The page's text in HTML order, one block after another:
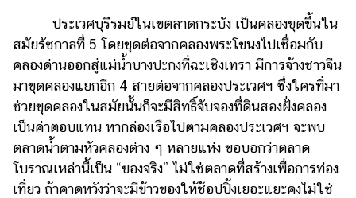
ช้อป
ปิ้ง
รถยนต์
บ้าน
และ
การ
ตกแต่ง
ประเวศบุรีรมย์ในเขตลาดกระบัง เป็นคลองขุดขึ้นใน
สมัยรัชกาลที่ 5 โดยขุดต่อจากคลองพระโขนงไปเชื่อมกับ
คลองด่านออกสู่แม่น้ำบางปะกงที่ฉะเชิงเทรา มีการจ้างชาวจีน
มาขุดคลองแยกอีก 4 สายต่อจากคลองประเวศฯ ซึ่งใครที่มา
ช่วยขุดคลองในสมัยนั้นก็จะมีสิทธิ์จับจองที่ดินสองฝั่งคลอง
เป็นค่าตอบแทน หากล่องเรือไปตามคลองประเวศฯ จะพบ
ตลาดน้ำตามหัวคลองต่าง ๆ หลายแห่ง ขอบอกว่าตลาด
โบราณเหล่านี้เป็น “ของจริง” ไม่ใช่ตลาดที่สร้างเพื่อการท่อง
เที่ยว ถ้าคาดหวังว่าจะมีข้าวของให้ช้อปปิ้งเยอะแยะคงไม่ใช่